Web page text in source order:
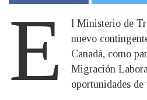
E
l Ministerio de
nuevo
Canadá, como
Migración
oportunidades